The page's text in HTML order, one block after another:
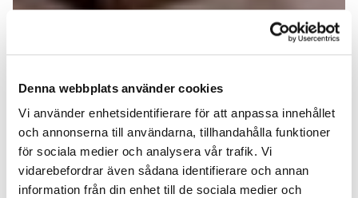
Denna webbplats använder cookies
Vi använder enhetsidentifierare för att anpassa innehållet
och annonserna till användarna, tillhandahålla funktioner
för sociala medier och analysera vår trafik. Vi
vidarebefordrar även sådana identifierare och annan
information från din enhet till de sociala medier och